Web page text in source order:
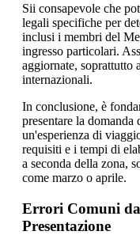
Sii consapevole che
legali specifiche per
inclusi i membri del
ingresso particolari.
aggiornate, soprattutto
internazionali.
In conclusione, è
presentare la
un'esperienza di
requisiti e i tempi di
a seconda della zona,
come marzo o aprile.
Errori Comuni
Presentazione